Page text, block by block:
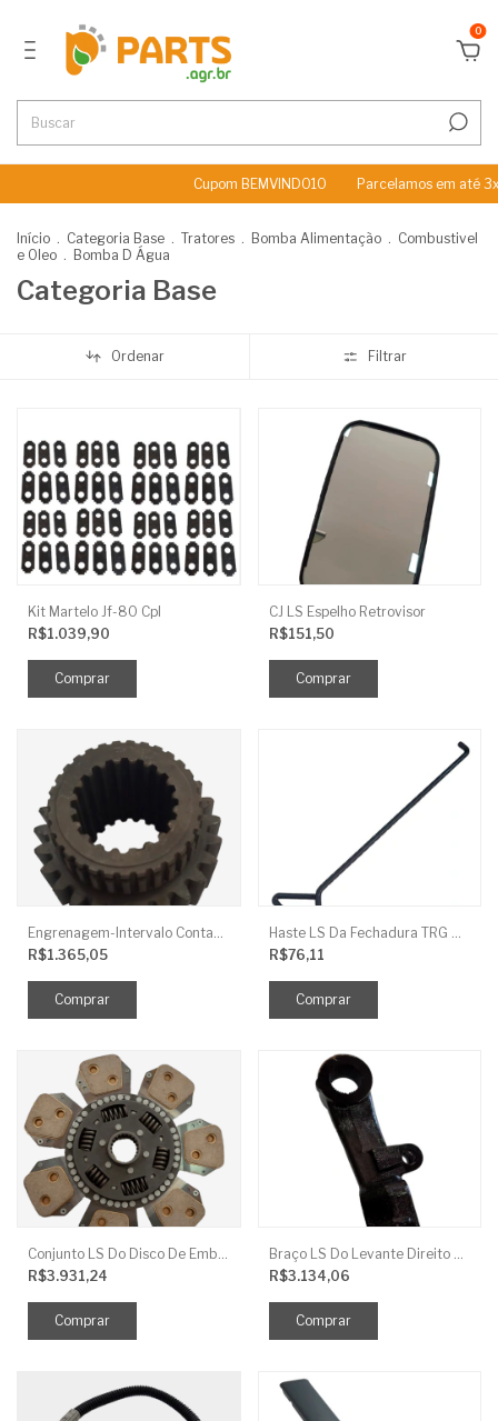
0
Cupom BEMVINDO10 Parcelamos em até 3x Sem
Início . Categoria Base . Tratores . Bomba Alimentação . Combustivel
e Oleo . Bomba D Água
Categoria Base
Ordenar Filtrar
Kit Martelo Jf-80 Cpl
R$1.039,90
CJ LS Espelho Retrovisor
R$151,50
R$1.365,05
R$76,11
R$3.931,24
R$3.134,06